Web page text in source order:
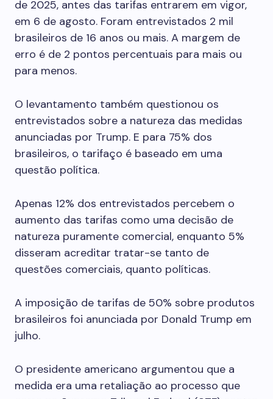
de 2025, antes das tarifas entrarem em vigor,
em 6 de agosto. Foram entrevistados 2 mil
brasileiros de 16 anos ou mais. A margem de
erro é de 2 pontos percentuais para mais ou
para menos.
O levantamento também questionou os
entrevistados sobre a natureza das medidas
anunciadas por Trump. E para 75% dos
brasileiros, o tarifaço é baseado em uma
questão política.
Apenas 12% dos entrevistados percebem o
aumento das tarifas como uma decisão de
natureza puramente comercial, enquanto 5%
disseram acreditar tratar-se tanto de
questões comerciais, quanto políticas.
A imposição de tarifas de 50% sobre produtos
brasileiros foi anunciada por Donald Trump em
julho.
O presidente americano argumentou que a
medida era uma retaliação ao processo que